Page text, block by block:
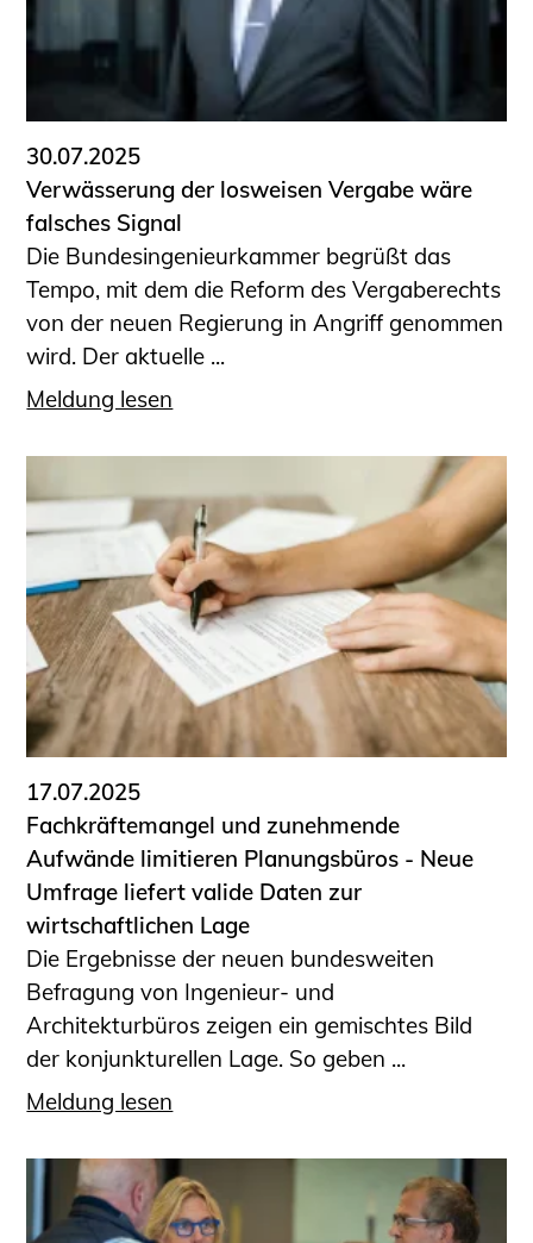
30.07.2025
Verwässerung der losweisen Vergabe wäre
falsches Signal
Die Bundesingenieurkammer begrüßt das
Tempo, mit dem die Reform des Vergaberechts
von der neuen Regierung in Angriff genommen
wird. Der aktuelle ...
Meldung lesen
17.07.2025
Fachkräftemangel und zunehmende
Aufwände limitieren Planungsbüros - Neue
Umfrage liefert valide Daten zur
wirtschaftlichen Lage
Die Ergebnisse der neuen bundesweiten
Befragung von Ingenieur- und
Architekturbüros zeigen ein gemischtes Bild
der konjunkturellen Lage. So geben ...
Meldung lesen